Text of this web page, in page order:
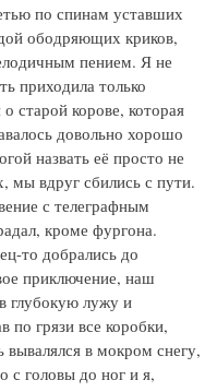
по спинам уставших
ободряющих криков,
пением. Я не
приходила только
старой корове, которая
довольно хорошо
назвать её просто не
мы вдруг сбились с пути.
с телеграфным
кроме фургона.
то добрались до
приключение, наш
глубокую лужу и
по грязи все коробки,
в мокром снегу,
с головы до ног и я,